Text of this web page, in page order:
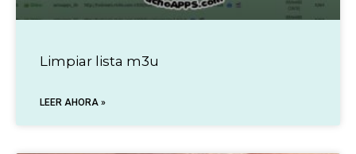
Limpiar lista m3u
LEER AHORA »